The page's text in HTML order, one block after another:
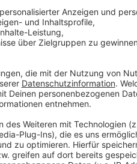
in ihrem Körper. Dafür
Massenveranstaltung. Bei
Moderatorin und
bekommen was ab: Ralf
gestoppt. Und Verona
Gast in dieser Podcast-Folge: Lisa Feller
fehlt beim Röntgen ein
die Arzt-Besuche